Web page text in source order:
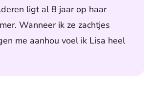
ligt al 8 jaar op haar
Wanneer ik ze zachtjes
me aanhou voel ik Lisa heel